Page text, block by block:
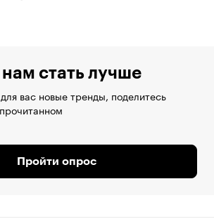
стать лучше
вас новые тренды, поделитесь
Пройти опрос